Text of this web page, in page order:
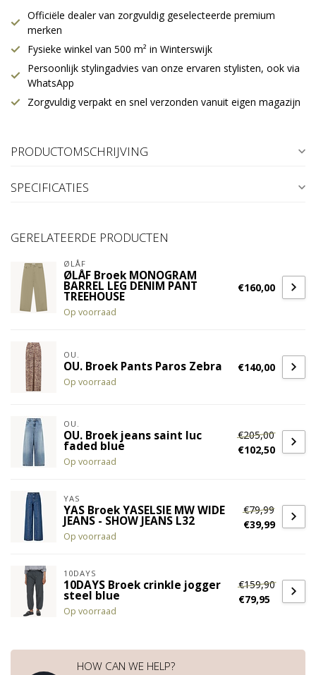
Officiële dealer van zorgvuldig geselecteerde premium
merken
Fysieke winkel van 500 m² in Winterswijk
Persoonlijk stylingadvies van onze ervaren stylisten, ook via
WhatsApp
Zorgvuldig verpakt en snel verzonden vanuit eigen magazijn
PRODUCTOMSCHRIJVING
SPECIFICATIES
GERELATEERDE PRODUCTEN
ØLÅF
ØLÅF Broek MONOGRAM
BARREL LEG DENIM PANT
TREEHOUSE
Op voorraad
€160,00
OU.
OU. Broek Pants Paros Zebra
Op voorraad
€140,00
OU.
OU. Broek jeans saint luc
faded blue
Op voorraad
€205,00
€102,50
YAS
YAS Broek YASELSIE MW WIDE
JEANS - SHOW JEANS L32
Op voorraad
€79,99
€39,99
10DAYS
10DAYS Broek crinkle jogger
steel blue
Op voorraad
€159,90
€79,95
HOW CAN WE HELP?